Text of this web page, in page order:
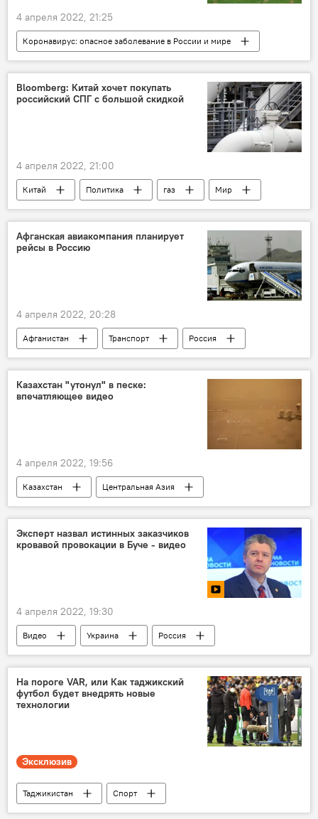
4 апреля 2022, 21:25
Коронавирус: опасное заболевание в России и мире
коронавирус
Россия
Здравоохранение
Bloomberg: Китай хочет покупать
российский СПГ с большой скидкой
4 апреля 2022, 21:00
Китай Политика газ Мир
Афганская авиакомпания планирует
рейсы в Россию
4 апреля 2022, 20:28
Афганистан Транспорт
Россия
Мир
Казахстан "утонул" в песке:
впечатляющее видео
4 апреля 2022, 19:56
Казахстан
Центральная Азия
Происшествия, ЧП, криминал
песчаная буря
Видео
Эксперт назвал истинных заказчиков
кровавой провокации в Буче - видео
4 апреля 2022, 19:30
Видео Украина
Россия
Политика
Спецоперация России по защите Донбасса: последние новости
На пороге VAR, или Как таджикский
футбол будет внедрять новые
технологии
Эксклюзив
Таджикистан
Спорт
Таджикистан: свежие новости спорта